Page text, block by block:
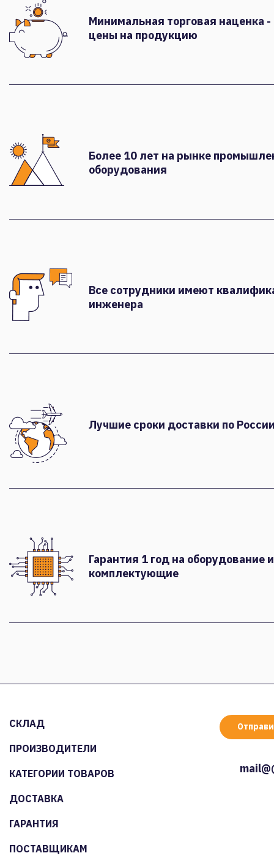
Минимальная торговая наценка
цены на продукцию
Более 10 лет на рынке
оборудования
Все сотрудники имеют
инженера
Лучшие сроки доставки по
Гарантия 1 год на оборудование и
комплектующие
СКЛАД
ПРОИЗВОДИТЕЛИ
КАТЕГОРИИ ТОВАРОВ
ДОСТАВКА
ГАРАНТИЯ
ПОСТАВЩИКАМ